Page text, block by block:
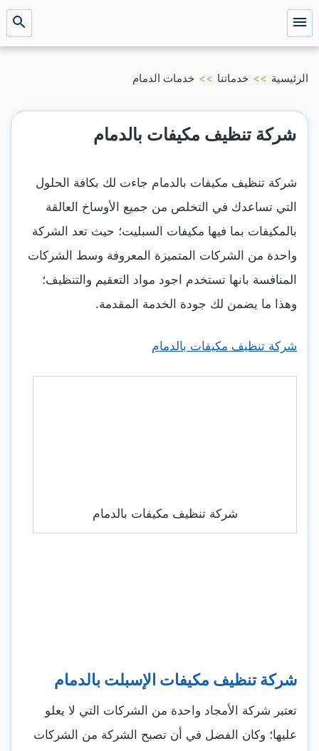
التجاوز
إلى القائمة
بحث
عن
الرئيسية >> خدماتنا >> خدمات الدمام
شركة تنظيف مكيفات بالدمام
شركة تنظيف مكيفات بالدمام جاءت لك بكافة الحلول
التي تساعدك في التخلص من جميع الأوساخ العالقة
بالمكيفات بما فيها مكيفات السبليت؛ حيث تعد الشركة
واحدة من الشركات المتميزة المعروفة وسط الشركات
المنافسة بانها تستخدم اجود مواد التعقيم والتنظيف؛
وهذا ما يضمن لك جودة الخدمة المقدمة.
شركة تنظيف مكيفات بالدمام
شركة تنظيف مكيفات بالدمام
شركة تنظيف مكيفات الإسبلت بالدمام
تعتبر شركة الأمجاد واحدة من الشركات التي لا يعلو
عليها؛ وكان الفضل في أن تصبح الشركة من الشركات